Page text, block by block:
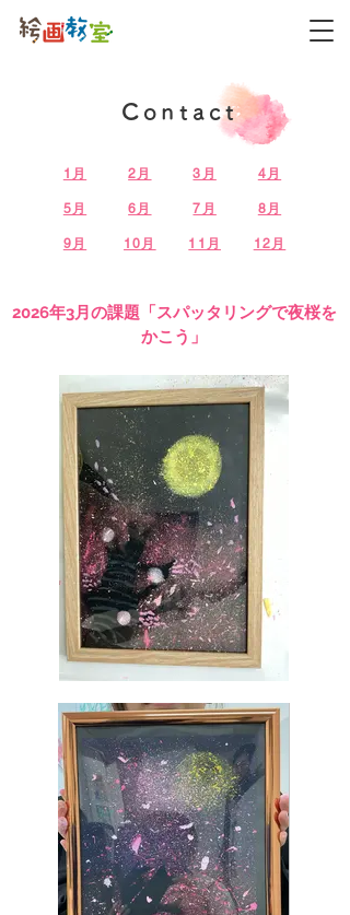
​Contact
1月
5月
9月
2月
6月
10月
3月
7月
11月
4月
8月
12月
2026年3月の課題「スパッタリングで夜桜を
かこう」